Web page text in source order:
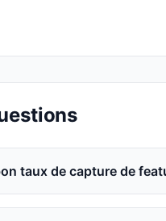
taux de capture de